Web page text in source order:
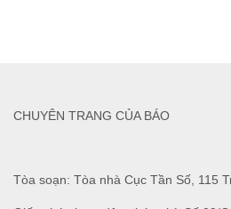
Tòa soạn: Tòa nhà Cục Tần Số, 115
CHUYÊN TRANG CỦA BÁO